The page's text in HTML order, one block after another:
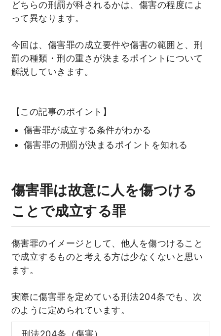
どちらの刑罰が科されるかは、傷害の程度によ
って異なります。
今回は、傷害罪の成立要件や傷害の範囲と、刑
罰の種類・刑の重さが決まるポイントについて
解説していきます。
【この記事のポイント】
傷害罪が成立する条件がわかる
傷害罪の刑罰が決まるポイントを知れる
傷害罪は故意に人を傷つける
ことで成立する罪
傷害罪のイメージとして、他人を傷つけること
で成立するものと考える方は少なくないと思い
ます。
実際に傷害罪を定めている刑法204条でも、次
のように定められています。
刑法204条（傷害）